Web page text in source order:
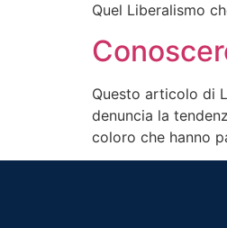
Quel Liberalismo
Questo articolo di
denuncia la
coloro che hanno